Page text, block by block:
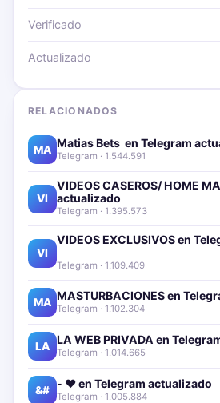
Verificado
Actualizado
RELACIONADOS
MA Matias Bets ‍ en Telegram
Telegram · 1.544.591
VI
VIDEOS CASEROS/ HOME
actualizado📱🔥
Telegram · 1.395.573
VI
VIDEOS EXCLUSIVOS en
Telegram · 1.109.409
MA MASTURBACIONES en
Telegram · 1.102.304
LA LA WEB PRIVADA en
Telegram · 1.014.665
&# - ❤️ en Telegram
Telegram · 1.005.884